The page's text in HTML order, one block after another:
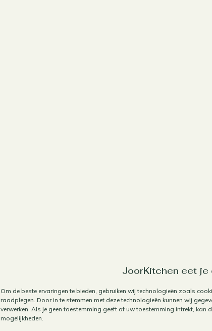
JoorKitchen eet je
Om de beste ervaringen te bieden, gebruiken wij technologieën zoals
raadplegen. Door in te stemmen met deze technologieën kunnen wij
verwerken. Als je geen toestemming geeft of uw toestemming intrekt,
mogelijkheden.